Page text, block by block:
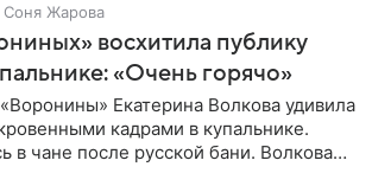
Соня Жарова
восхитила публику
«Очень горячо»
Екатерина Волкова удивила
кадрами в купальнике.
в чане после русской бани. Волкова